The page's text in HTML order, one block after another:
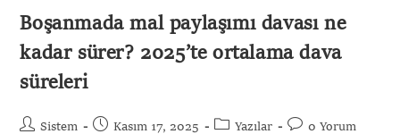
Boşanmada mal paylaşımı davası ne
kadar sürer? 2025’te ortalama dava
süreleri
Sistem Kasım 17, 2025 Yazılar 0 Yorum